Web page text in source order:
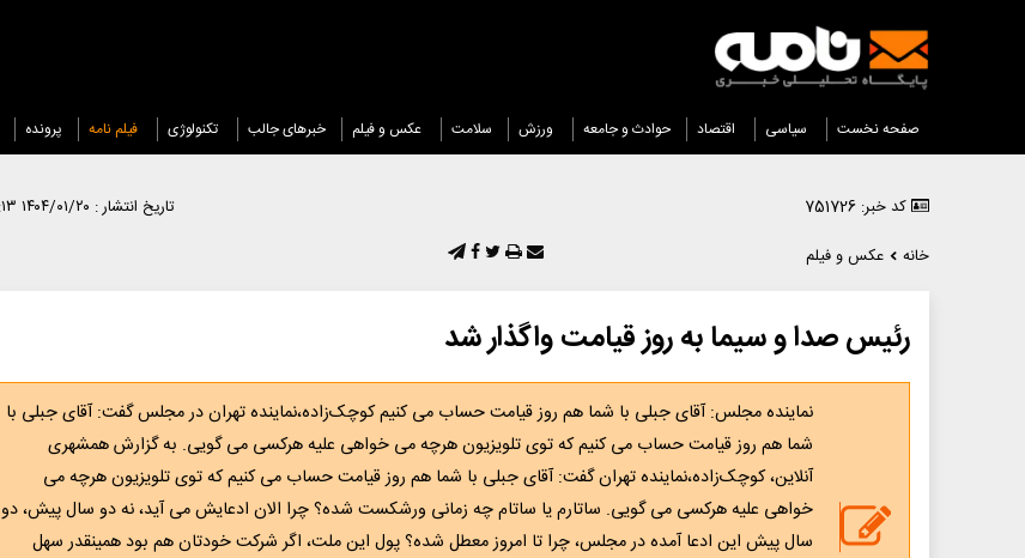
صفحه نخست سیاسی اقتصاد حوادث و جامعه ورزش سلامت عکس و فیلم خبرهای جالب تکنولوژی فیلم نامه پرونده
کد خبر: 751726 تاریخ انتشار : ۱۴۰۴/۰۱/۲۰ ۱۱:۳۴:۱۳
خانه
عکس و فیلم
رئیس صدا و سیما به روز قیامت واگذار شد
نماینده مجلس: آقای جبلی با شما هم روز قیامت حساب می کنیم کوچک‌زاده،نماینده تهران در مجلس گفت: آقای جبلی با
شما هم روز قیامت حساب می کنیم که توی تلویزیون هرچه می خواهی علیه هرکسی می گویی. به گزارش همشهری
آنلاین، کوچک‌زاده،نماینده تهران گفت: آقای جبلی با شما هم روز قیامت حساب می کنیم که توی تلویزیون هرچه می
خواهی علیه هرکسی می گویی. ساتارم یا ساتام چه زمانی ورشکست شده؟ چرا الان ادعایش می آید، نه دو سال پیش، دو
سال پیش این ادعا آمده در مجلس، چرا تا امروز معطل شده؟ پول این ملت، اگر شرکت خودتان هم بود همینقدر سهل